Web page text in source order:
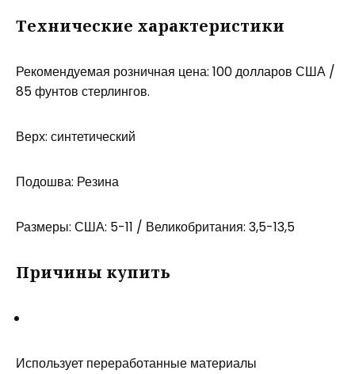
Технические характеристики
Рекомендуемая розничная цена: 100 долларов США /
85 фунтов стерлингов.
Верх: синтетический
Подошва: Резина
Размеры: США: 5-11 / Великобритания: 3,5-13,5
Причины купить
Использует переработанные материалы